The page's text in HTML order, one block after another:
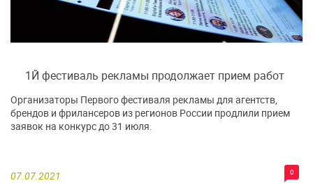
1Й фестиваль рекламы продолжает прием работ
07.07.2021 0
Организаторы Первого фестиваля рекламы для агентств,
брендов и фрилансеров из регионов России продлили прием
заявок на конкурс до 31 июля.